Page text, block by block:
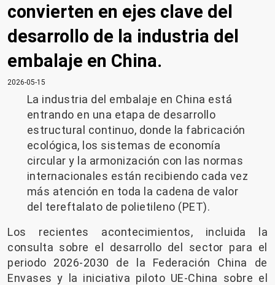
convierten en ejes clave del
desarrollo de la industria del
embalaje en China.
2026-05-15
La industria del embalaje en China está
entrando en una etapa de desarrollo
estructural continuo, donde la fabricación
ecológica, los sistemas de economía
circular y la armonización con las normas
internacionales están recibiendo cada vez
más atención en toda la cadena de valor
del tereftalato de polietileno (PET).
Los recientes acontecimientos, incluida la
consulta sobre el desarrollo del sector para el
periodo 2026-2030 de la Federación China de
Envases y la iniciativa piloto UE-China sobre el